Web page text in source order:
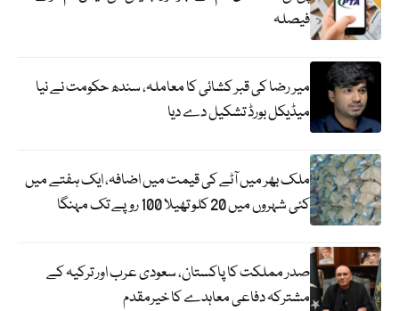
فیصلہ
میر رضا کی قبر کشائی کا معاملہ، سندھ حکومت نے نیا
میڈیکل بورڈ تشکیل دے دیا
ملک بھر میں آٹے کی قیمت میں اضافہ، ایک ہفتے میں
کئی شہروں میں 20 کلو تھیلا 100 روپے تک مہنگا
صدر مملکت کا پاکستان، سعودی عرب اور ترکیہ کے
مشترکہ دفاعی معاہدے کا خیرمقدم